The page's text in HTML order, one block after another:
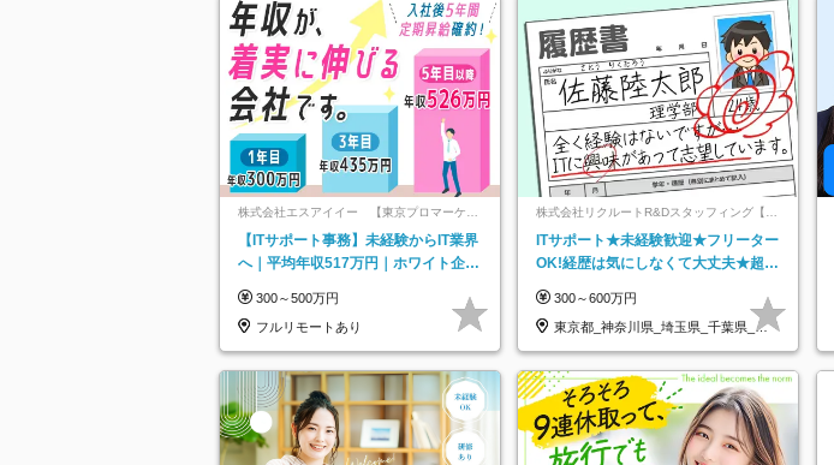
株式会社エスアイイー 【東京プロマーケッ
ト上場】
【ITサポート事務】未経験からIT業界
へ｜平均年収517万円｜ホワイト企業
300～500万円
フルリモートあり
株式会社リクルートR&Dスタッフィング【リ
クルートグループ】
ITサポート★未経験歓迎★フリーター
OK!経歴は気にしなくて大丈夫★超大
300～600万円
東京都_神奈川県_埼玉県_千葉県_大
阪府…